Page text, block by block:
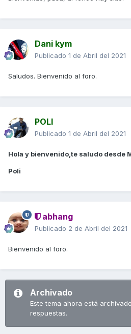
Dani kym
Publicado 1 de Abril del 2021
Saludos. Bienvenido al foro.
POLI
Publicado 1 de Abril del 2021
Hola y bienvenido,te saludo desde
Poli
abhang
Publicado 2 de Abril del 2021
Bienvenido al foro.
Archivado
Este tema ahora está
respuestas.